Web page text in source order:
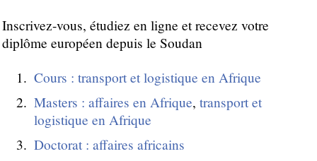
Inscrivez-vous, étudiez en ligne et recevez votre
diplôme européen depuis le Soudan
Cours : transport et logistique en Afrique
Masters : affaires en Afrique, transport et
logistique en Afrique
Doctorat : affaires africains